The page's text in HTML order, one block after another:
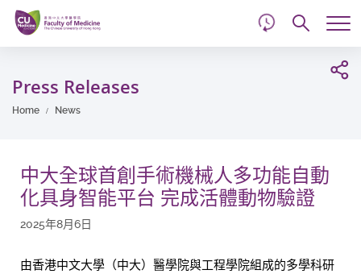
Skip
main
content
Press Releases
Home News
中大全球首創手術機械人多功能自動
化具身智能平台 完成活體動物驗證
2025年8月6日
由香港中文大學（中大）醫學院與工程學院組成的多學科研